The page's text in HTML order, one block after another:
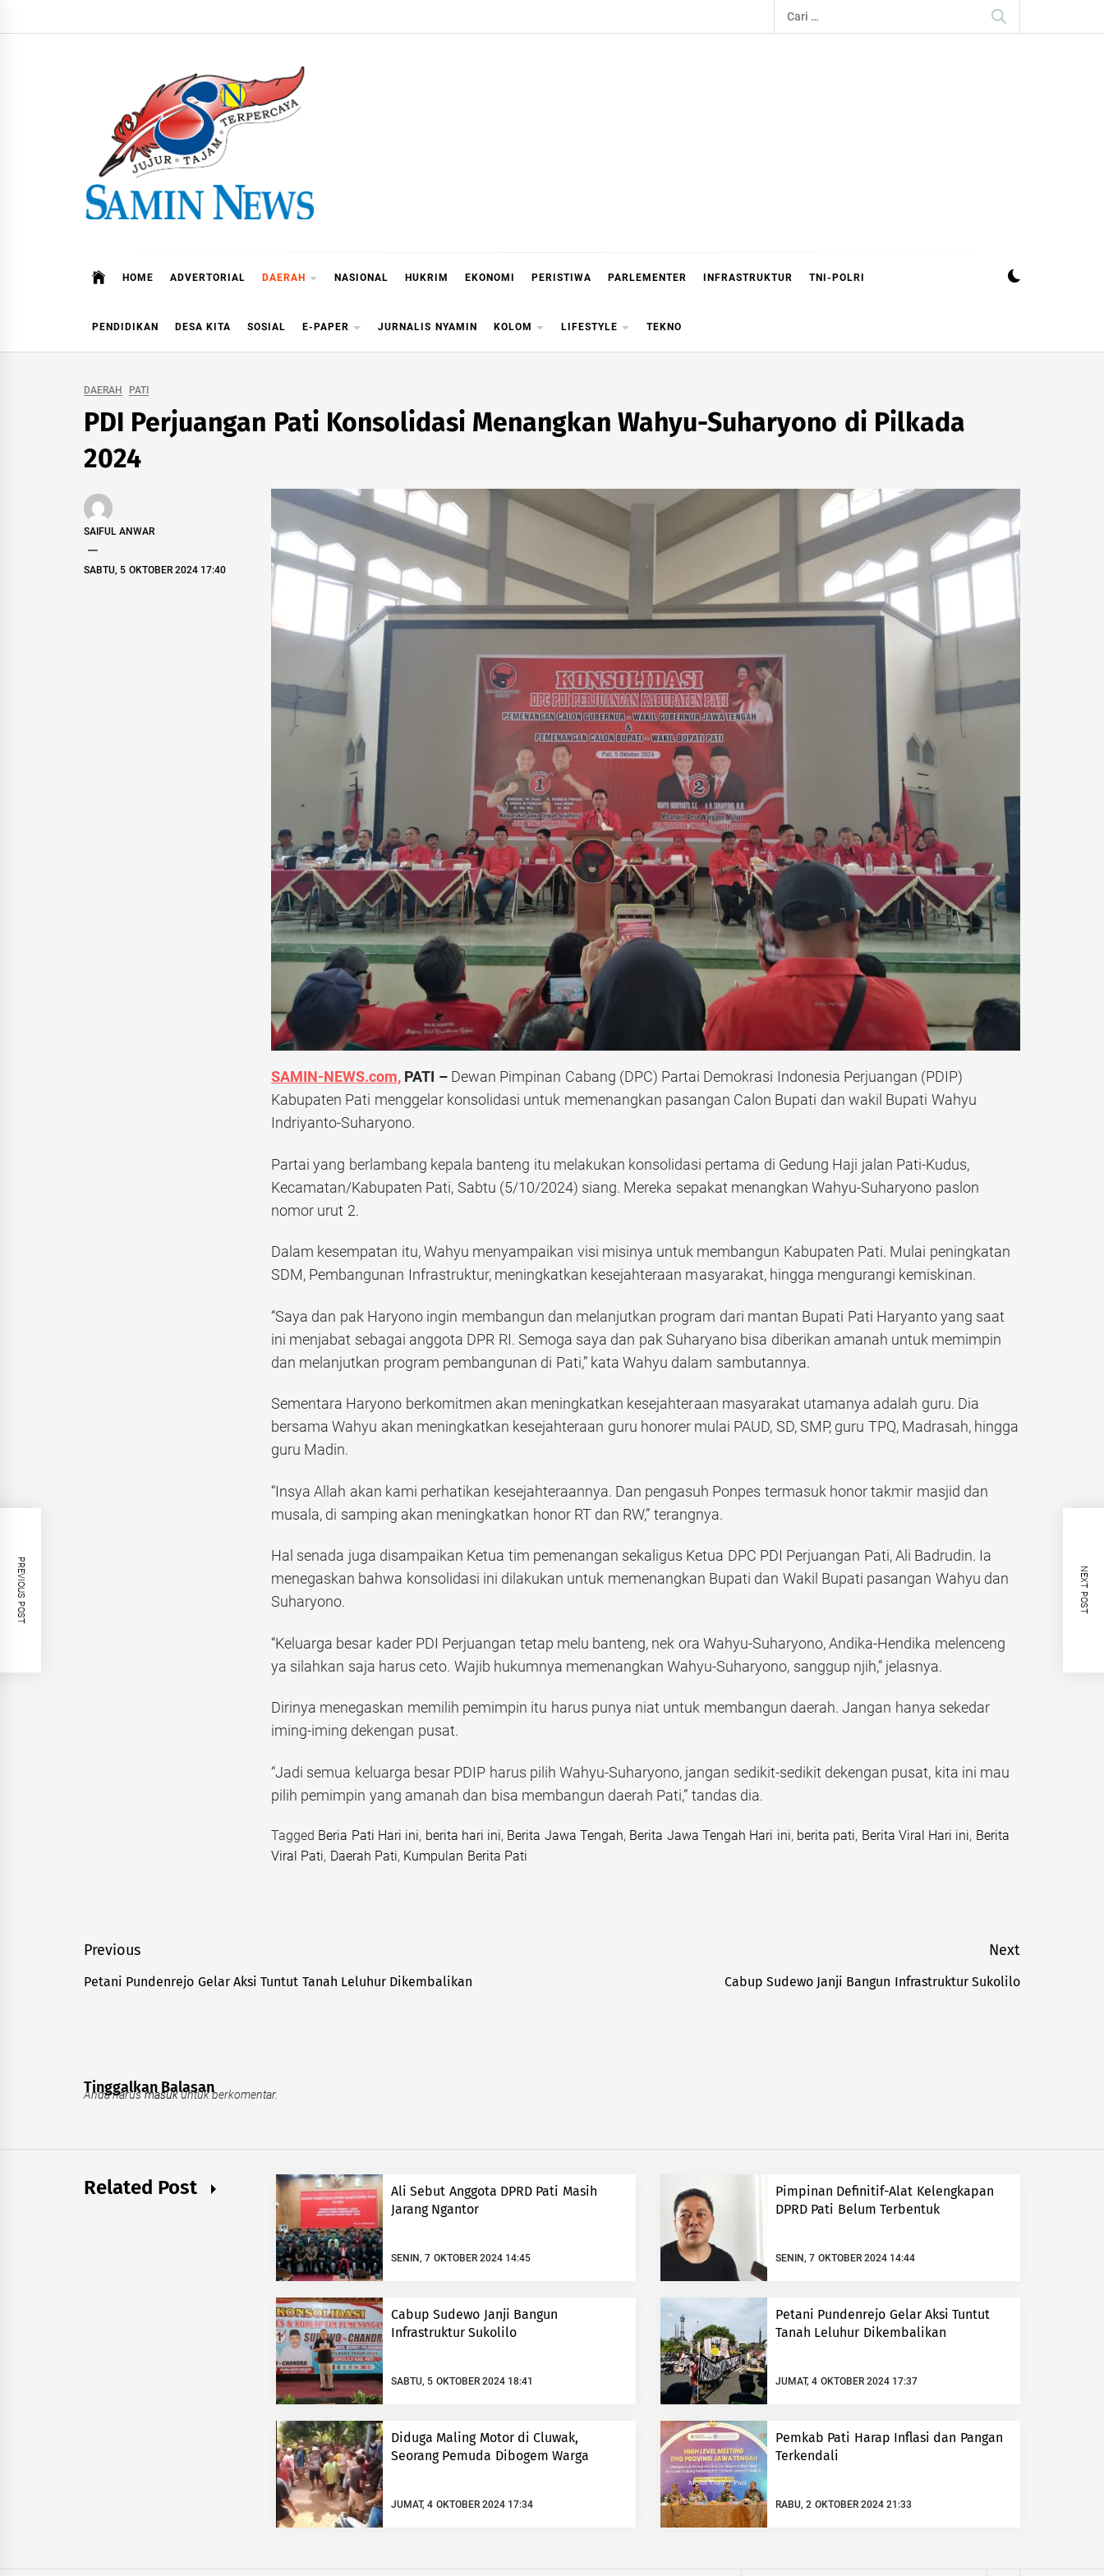
to
Cari
untuk:
HOME ADVERTORIAL DAERAH NASIONAL HUKRIM EKONOMI PERISTIWA PARLEMENTER INFRASTRUKTUR TNI-POLRI
PENDIDIKAN DESA KITA SOSIAL E-PAPER JURNALIS NYAMIN KOLOM LIFESTYLE TEKNO
DAERAH PATI
PDI Perjuangan Pati Konsolidasi Menangkan Wahyu-Suharyono di Pilkada
2024
SAIFUL ANWAR
SABTU, 5 OKTOBER 2024 17:40
SAMIN-NEWS.com, PATI – Dewan Pimpinan Cabang (DPC) Partai Demokrasi Indonesia Perjuangan (PDIP)
Kabupaten Pati menggelar konsolidasi untuk memenangkan pasangan Calon Bupati dan wakil Bupati Wahyu
Indriyanto-Suharyono.
Partai yang berlambang kepala banteng itu melakukan konsolidasi pertama di Gedung Haji jalan Pati-Kudus,
Kecamatan/Kabupaten Pati, Sabtu (5/10/2024) siang. Mereka sepakat menangkan Wahyu-Suharyono paslon
nomor urut 2.
Dalam kesempatan itu, Wahyu menyampaikan visi misinya untuk membangun Kabupaten Pati. Mulai peningkatan
SDM, Pembangunan Infrastruktur, meningkatkan kesejahteraan masyarakat, hingga mengurangi kemiskinan.
“Saya dan pak Haryono ingin membangun dan melanjutkan program dari mantan Bupati Pati Haryanto yang saat
ini menjabat sebagai anggota DPR RI. Semoga saya dan pak Suharyano bisa diberikan amanah untuk memimpin
dan melanjutkan program pembangunan di Pati,” kata Wahyu dalam sambutannya.
Sementara Haryono berkomitmen akan meningkatkan kesejahteraan masyarakat utamanya adalah guru. Dia
bersama Wahyu akan meningkatkan kesejahteraan guru honorer mulai PAUD, SD, SMP, guru TPQ, Madrasah, hingga
guru Madin.
“Insya Allah akan kami perhatikan kesejahteraannya. Dan pengasuh Ponpes termasuk honor takmir masjid dan
musala, di samping akan meningkatkan honor RT dan RW,” terangnya.
Hal senada juga disampaikan Ketua tim pemenangan sekaligus Ketua DPC PDI Perjuangan Pati, Ali Badrudin. Ia
menegaskan bahwa konsolidasi ini dilakukan untuk memenangkan Bupati dan Wakil Bupati pasangan Wahyu dan
Suharyono.
“Keluarga besar kader PDI Perjuangan tetap melu banteng, nek ora Wahyu-Suharyono, Andika-Hendika melenceng
ya silahkan saja harus ceto. Wajib hukumnya memenangkan Wahyu-Suharyono, sanggup njih,” jelasnya.
Dirinya menegaskan memilih pemimpin itu harus punya niat untuk membangun daerah. Jangan hanya sekedar
iming-iming dekengan pusat.
“Jadi semua keluarga besar PDIP harus pilih Wahyu-Suharyono, jangan sedikit-sedikit dekengan pusat, kita ini mau
pilih pemimpin yang amanah dan bisa membangun daerah Pati,” tandas dia.
Tagged Beria Pati Hari ini, berita hari ini, Berita Jawa Tengah, Berita Jawa Tengah Hari ini, berita pati, Berita Viral Hari ini, Berita
Viral Pati, Daerah Pati, Kumpulan Berita Pati
Navigasi
pos
Previous
Previous
Petani Pundenrejo Gelar Aksi Tuntut Tanah Leluhur Dikembalikan
Next
Next
Cabup Sudewo Janji Bangun Infrastruktur Sukolilo
PREVIOUS POST NEXT POST
Tinggalkan Balasan
Anda harusmasukuntuk berkomentar.
Related Post
Ali Sebut Anggota DPRD Pati Masih
Jarang Ngantor
SENIN, 7 OKTOBER 2024 14:45
Pimpinan Definitif-Alat Kelengkapan
DPRD Pati Belum Terbentuk
SENIN, 7 OKTOBER 2024 14:44
Cabup Sudewo Janji Bangun
Infrastruktur Sukolilo
SABTU, 5 OKTOBER 2024 18:41
Petani Pundenrejo Gelar Aksi Tuntut
Tanah Leluhur Dikembalikan
JUMAT, 4 OKTOBER 2024 17:37
Diduga Maling Motor di Cluwak,
Seorang Pemuda Dibogem Warga
JUMAT, 4 OKTOBER 2024 17:34
Pemkab Pati Harap Inflasi dan Pangan
Terkendali
RABU, 2 OKTOBER 2024 21:33